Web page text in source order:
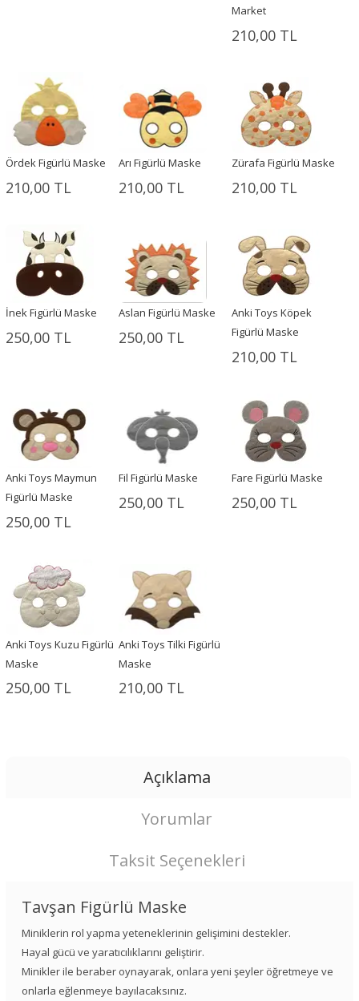
Market
210,00 TL
Ördek Figürlü Maske
210,00 TL
Arı Figürlü Maske
210,00 TL
Zürafa Figürlü Maske
210,00 TL
İnek Figürlü Maske
250,00 TL
Aslan Figürlü Maske
250,00 TL
Anki Toys Köpek
Figürlü Maske
210,00 TL
Anki Toys Maymun
Figürlü Maske
250,00 TL
Fil Figürlü Maske
250,00 TL
Fare Figürlü Maske
250,00 TL
Anki Toys Kuzu Figürlü
Maske
250,00 TL
Anki Toys Tilki Figürlü
Maske
210,00 TL
Açıklama
Yorumlar
Taksit Seçenekleri
Tavşan Figürlü Maske
Miniklerin rol yapma yeteneklerinin gelişimini destekler.
Hayal gücü ve yaratıcılıklarını geliştirir.
Minikler ile beraber oynayarak, onlara yeni şeyler öğretmeye ve
onlarla eğlenmeye bayılacaksınız.